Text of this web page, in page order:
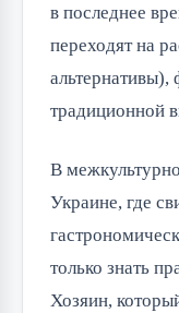
в последнее
переходят на
альтернативы),
традиционной
В
Украине, где
только знать
Хозяин,